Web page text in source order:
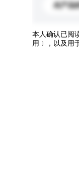
此产品
本人确认已阅
用﹞，以及用